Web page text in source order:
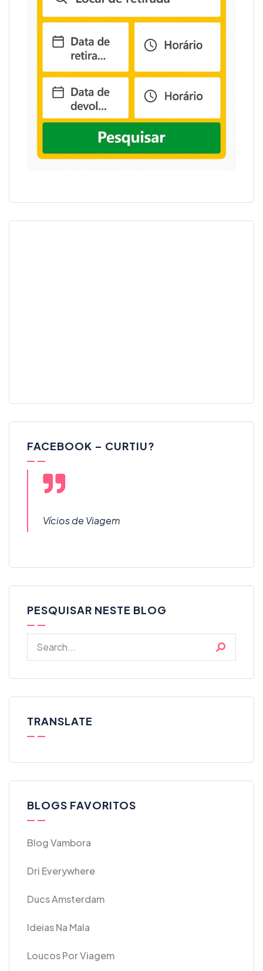
FACEBOOK – CURTIU?
Vícios de Viagem
PESQUISAR NESTE BLOG
TRANSLATE
BLOGS FAVORITOS
Blog Vambora
Dri Everywhere
Ducs Amsterdam
Ideias Na Mala
Loucos Por Viagem